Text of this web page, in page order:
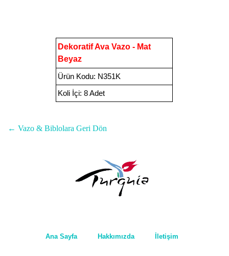
Dekoratif Ava Vazo - Mat
Beyaz
Ürün Kodu: N351K
Koli İçi: 8 Adet
← Vazo & Biblolara Geri Dön
Ana Sayfa Hakkımızda İletişim